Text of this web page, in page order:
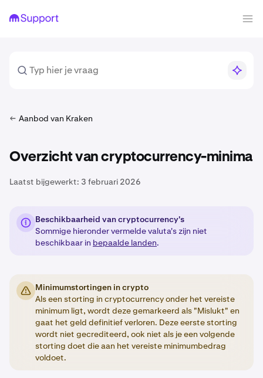
Aanbod van Kraken
Overzicht van cryptocurrency-minima
Laatst bijgewerkt: 3 februari 2026
Beschikbaarheid van cryptocurrency's
Sommige hieronder vermelde valuta's zijn niet
beschikbaar in bepaalde landen.
Minimumstortingen in crypto
Als een storting in cryptocurrency onder het vereiste
minimum ligt, wordt deze gemarkeerd als "Mislukt" en
gaat het geld definitief verloren. Deze eerste storting
wordt niet gecrediteerd, ook niet als je een volgende
storting doet die aan het vereiste minimumbedrag
voldoet.